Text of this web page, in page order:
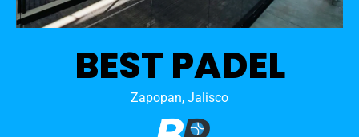
BEST PADEL
Zapopan, Jalisco